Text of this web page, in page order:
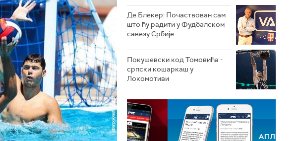
Де Блекер: Почаствован сам
што ћу радити у Фудбалском
савезу Србије
Покушевски код Томовића -
српски кошаркаш у
Локомотиви